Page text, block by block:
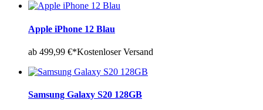
Apple iPhone 12 Blau
ab 499,99 €*Kostenloser Versand
Samsung Galaxy S20 128GB